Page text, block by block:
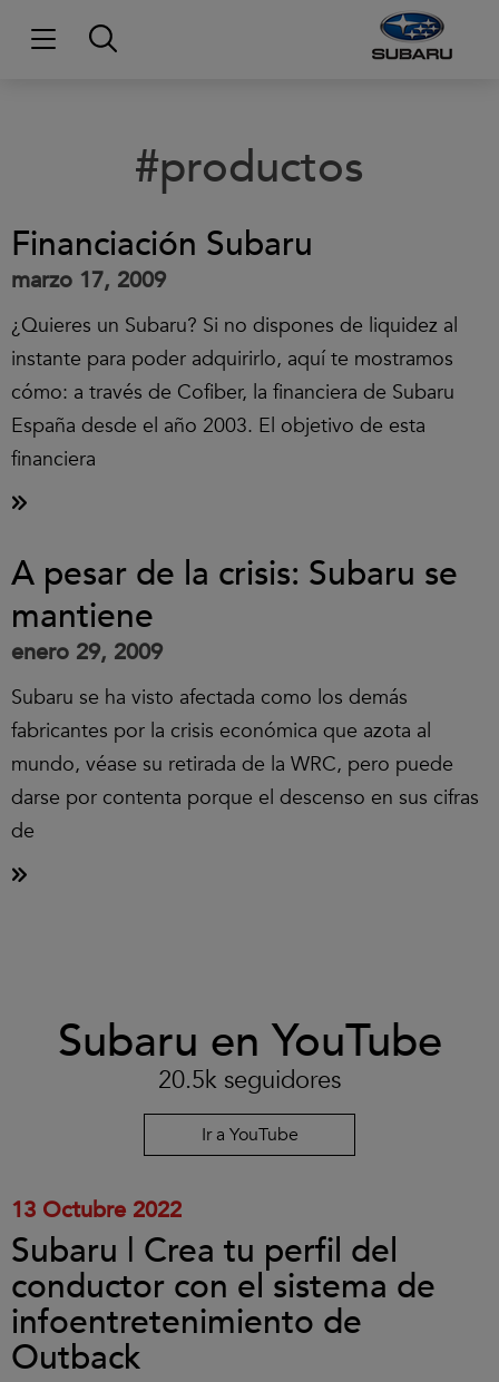
#productos
Financiación Subaru
marzo 17, 2009
¿Quieres un Subaru? Si no dispones de liquidez al
instante para poder adquirirlo, aquí te mostramos
cómo: a través de Cofiber, la financiera de Subaru
España desde el año 2003. El objetivo de esta
financiera
A pesar de la crisis: Subaru se
mantiene
enero 29, 2009
Subaru se ha visto afectada como los demás
fabricantes por la crisis económica que azota al
mundo, véase su retirada de la WRC, pero puede
darse por contenta porque el descenso en sus cifras
de
Subaru en YouTube
20.5k seguidores
Ir a YouTube
aceptar
13 Octubre 2022
Subaru | Crea tu perfil del
conductor con el sistema de
infoentretenimiento de
Outback